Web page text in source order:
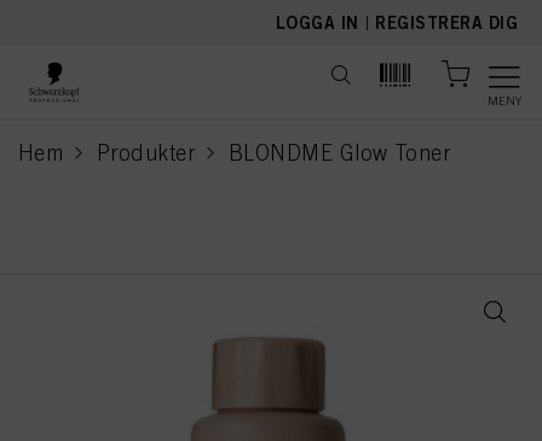
LOGGA IN | REGISTRERA DIG
MENY
Hem Produkter BLONDME Glow Toner
current page